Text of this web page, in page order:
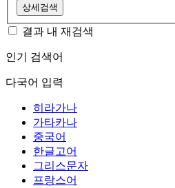
상세검색
결과 내 재검색
인기 검색어
다국어 입력
히라가나
가타카나
중국어
한글고어
그리스문자
프랑스어